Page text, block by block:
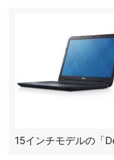
15インチモデルの「